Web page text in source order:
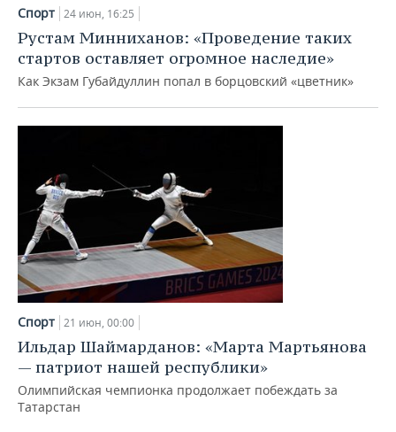
Спорт 24 июн, 16:25
Рустам Минниханов: «Проведение таких
стартов оставляет огромное наследие»
Как Экзам Губайдуллин попал в борцовский «цветник»
Спорт 21 июн, 00:00
Ильдар Шаймарданов: «Марта Мартьянова
— патриот нашей республики»
Олимпийская чемпионка продолжает побеждать за
Татарстан